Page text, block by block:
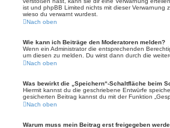
ist und phpBB Limited nichts mit dieser Verwarnung
wieso du verwarnt wurdest.
Nach oben
Wie kann ich Beiträge den Moderatoren melden?
Wenn ein Administrator die entsprechenden
um diesen zu melden. Du wirst dann durch die
Nach oben
Was bewirkt die „Speichern“-Schaltfläche beim
Hiermit kannst du die geschriebene Entwürfe
gesicherten Beitrag kannst du mit der Funktion
Nach oben
Warum muss mein Beitrag erst freigegeben